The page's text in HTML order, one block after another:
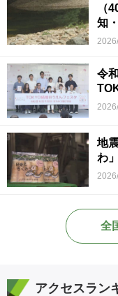
（
知
令
地
わ
全
アクセスラン